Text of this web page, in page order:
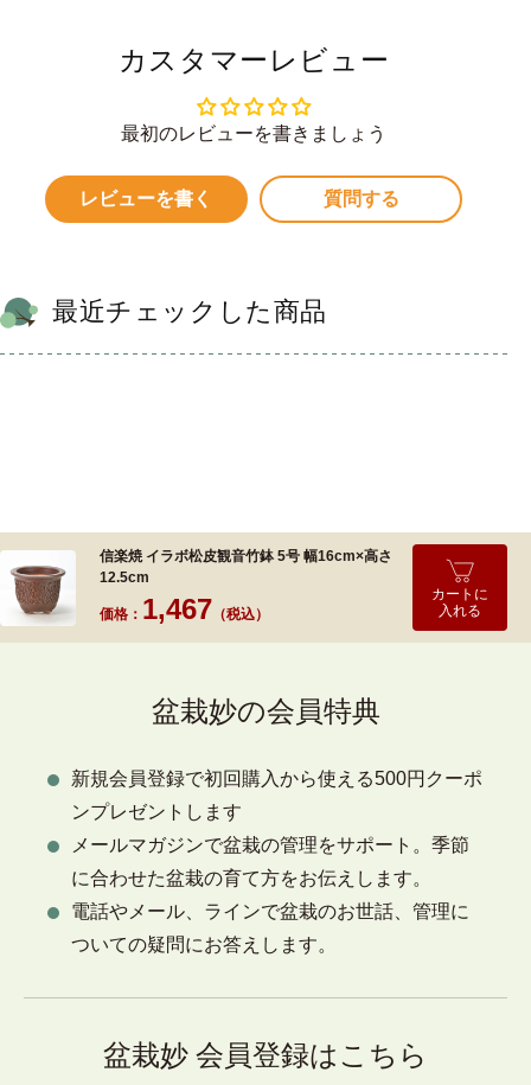
カスタマーレビュー
最初のレビューを書きましょう
レビューを書く 質問する
最近チェックした商品
信楽焼 イラボ松皮観音竹鉢 5号 幅16cm×高さ
12.5cm
価格： 1,467 （税込）
カートに
入れる
盆栽妙の会員特典
新規会員登録で初回購入から使える500円クーポ
ンプレゼントします
メールマガジンで盆栽の管理をサポート。季節
に合わせた盆栽の育て方をお伝えします。
電話やメール、ラインで盆栽のお世話、管理に
ついての疑問にお答えします。
盆栽妙 会員登録はこちら